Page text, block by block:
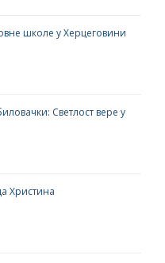
школе у Херцеговини
Светлост вере у
Христина